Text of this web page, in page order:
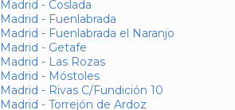
Madrid - Coslada
Madrid - Fuenlabrada
Madrid - Fuenlabrada el Naranjo
Madrid - Getafe
Madrid - Las Rozas
Madrid - Móstoles
Madrid - Rivas C/Fundición 10
Madrid - Torrejón de Ardoz